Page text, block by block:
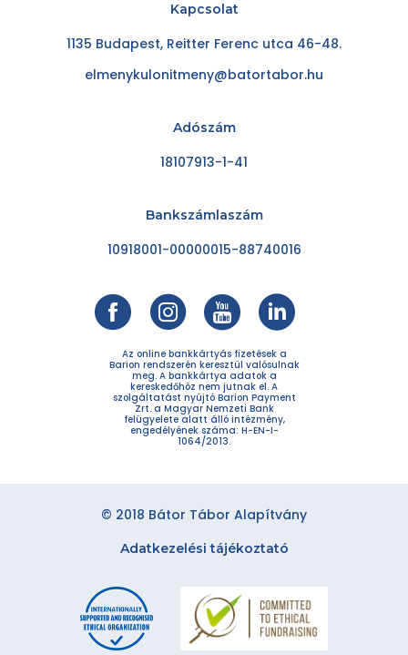
Kapcsolat
1135 Budapest, Reitter Ferenc utca 46-48.
elmenykulonitmeny@batortabor.hu
Adószám
18107913-1-41
Bankszámlaszám
10918001-00000015-88740016
Az online bankkártyás fizetések a
Barion rendszerén keresztül valósulnak
meg. A bankkártya adatok a
kereskedőhöz nem jutnak el. A
szolgáltatást nyújtó Barion Payment
Zrt. a Magyar Nemzeti Bank
felügyelete alatt álló intézmény,
engedélyének száma: H-EN-I-
1064/2013.
© 2018 Bátor Tábor Alapítvány
Adatkezelési tájékoztató